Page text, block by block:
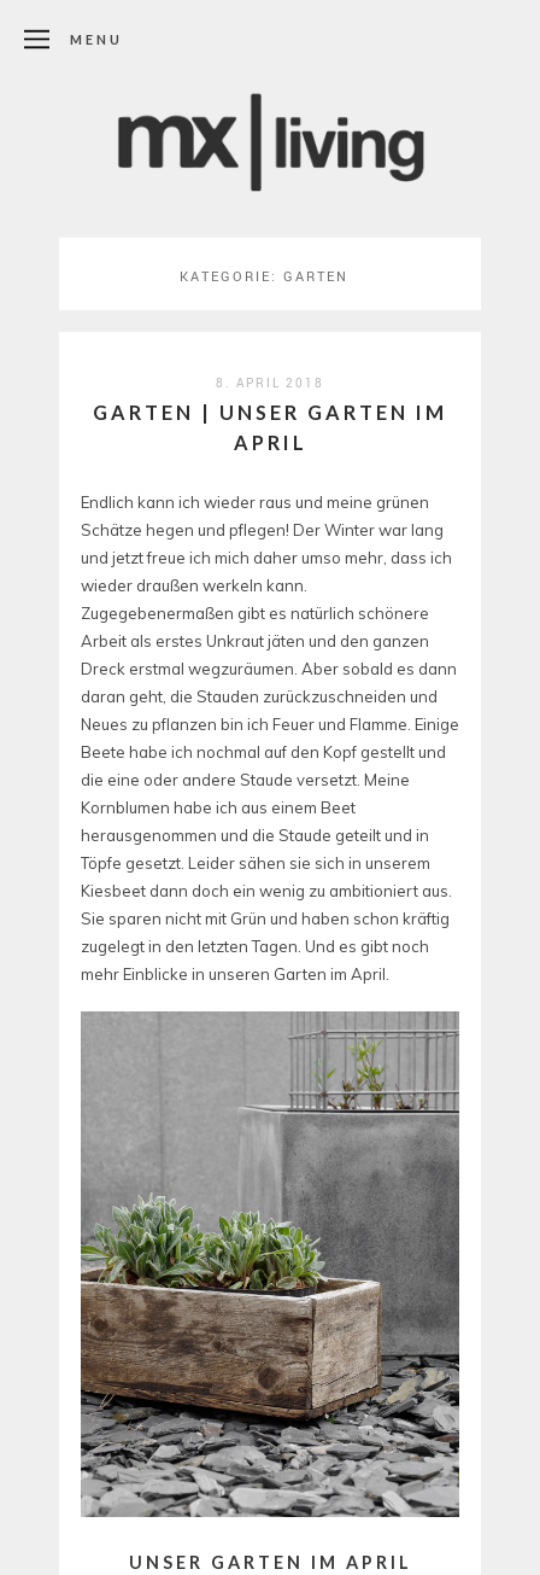
MENU
KATEGORIE: GARTEN
8. APRIL 2018
GARTEN | UNSER GARTEN IM
APRIL
Endlich kann ich wieder raus und meine grünen
Schätze hegen und pflegen! Der Winter war lang
und jetzt freue ich mich daher umso mehr, dass ich
wieder draußen werkeln kann.
Zugegebenermaßen gibt es natürlich schönere
Arbeit als erstes Unkraut jäten und den ganzen
Dreck erstmal wegzuräumen. Aber sobald es dann
daran geht, die Stauden zurückzuschneiden und
Neues zu pflanzen bin ich Feuer und Flamme. Einige
Beete habe ich nochmal auf den Kopf gestellt und
die eine oder andere Staude versetzt. Meine
Kornblumen habe ich aus einem Beet
herausgenommen und die Staude geteilt und in
Töpfe gesetzt. Leider sähen sie sich in unserem
Kiesbeet dann doch ein wenig zu ambitioniert aus.
Sie sparen nicht mit Grün und haben schon kräftig
zugelegt in den letzten Tagen. Und es gibt noch
mehr Einblicke in unseren Garten im April.
UNSER GARTEN IM APRIL